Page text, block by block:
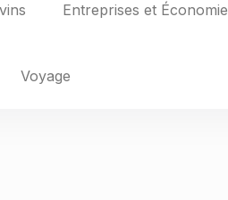
Entreprises et Économie
Voyage